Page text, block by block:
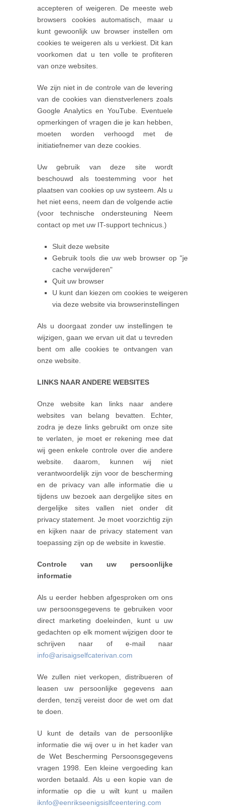
accepteren of weigeren. De meeste web
browsers cookies automatisch, maar u
kunt gewoonlijk uw browser instellen om
cookies te weigeren als u verkiest. Dit kan
voorkomen dat u ten volle te profiteren
van onze websites.
We zijn niet in de controle van de levering
van de cookies van dienstverleners zoals
Google Analytics en YouTube. Eventuele
opmerkingen of vragen die je kan hebben,
moeten worden verhoogd met de
initiatiefnemer van deze cookies.
Uw gebruik van deze site wordt
beschouwd als toestemming voor het
plaatsen van cookies op uw systeem. Als u
het niet eens, neem dan de volgende actie
(voor technische ondersteuning Neem
contact op met uw IT-support technicus.)
Sluit deze website
Gebruik tools die uw web browser op "je
cache verwijderen"
Quit uw browser
U kunt dan kiezen om cookies te weigeren
via deze website via browserinstellingen
Als u doorgaat zonder uw instellingen te
wijzigen, gaan we ervan uit dat u tevreden
bent om alle cookies te ontvangen van
onze website.
LINKS NAAR ANDERE WEBSITES
Onze website kan links naar andere
websites van belang bevatten. Echter,
zodra je deze links gebruikt om onze site
te verlaten, je moet er rekening mee dat
wij geen enkele controle over die andere
website. daarom, kunnen wij niet
verantwoordelijk zijn voor de bescherming
en de privacy van alle informatie die u
tijdens uw bezoek aan dergelijke sites en
dergelijke sites vallen niet onder dit
privacy statement. Je moet voorzichtig zijn
en kijken naar de privacy statement van
toepassing zijn op de website in kwestie.
Controle van uw persoonlijke
informatie
Als u eerder hebben afgesproken om ons
uw persoonsgegevens te gebruiken voor
direct marketing doeleinden, kunt u uw
gedachten op elk moment wijzigen door te
schrijven naar of e-mail naar
info@arisaigselfcaterivan.com
We zullen niet verkopen, distribueren of
leasen uw persoonlijke gegevens aan
derden, tenzij vereist door de wet om dat
te doen.
U kunt de details van de persoonlijke
informatie die wij over u in het kader van
de Wet Bescherming Persoonsgegevens
vragen 1998. Een kleine vergoeding kan
worden betaald. Als u een kopie van de
informatie op die u wilt kunt u mailen
iknfo@eenrikseenigsislfceentering.com